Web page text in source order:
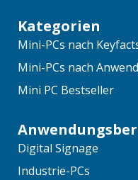
Kategorien
Mini-PCs nach
Mini-PCs nach
Mini PC Bestseller
Digital Signage
Industrie-PCs